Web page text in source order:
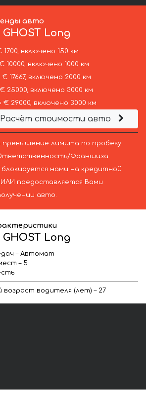
авто
GHOST Long
1700, включено 150 км
10000, включено 1000 км
17667, включено 2000 км
€ 25000, включено 3000 км
€ 29000, включено 3000 км
Расчёт стоимости авто
превышение лимита по пробегу
Франшиза.
блокируется нами на кредитной
предоставляется Вами
авто.
Long
– Автомат
– 5
водителя (лет) – 27